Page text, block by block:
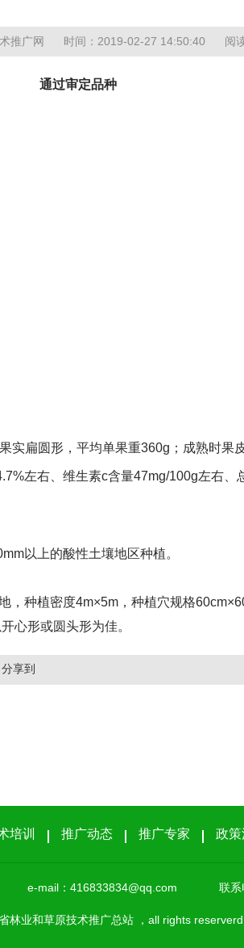
推广网 时间：2019-02-27 14:50:40 阅
通过审定品种
实扁圆形，平均单果重360g；成熟时果
左右、维生素c含量47mg/100g左右
以上的酸性土壤地区种植。
，种植密度4m×5m，种植穴规格
心形或圆头形为佳。
分享到
培训 推广动态 推广专家 政策
e-mail： 416833834@qq.com 联
林业和草原技术推广总站 ，all rights